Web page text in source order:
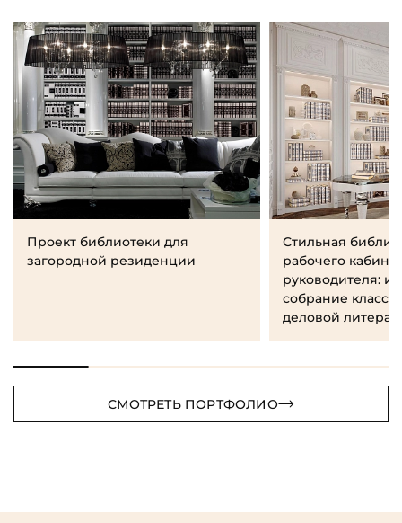
Проект библиотеки для
загородной резиденции
Стильная
рабочего
руководителя:
собрание
деловой
СМОТРЕТЬ ПОРТФОЛИО